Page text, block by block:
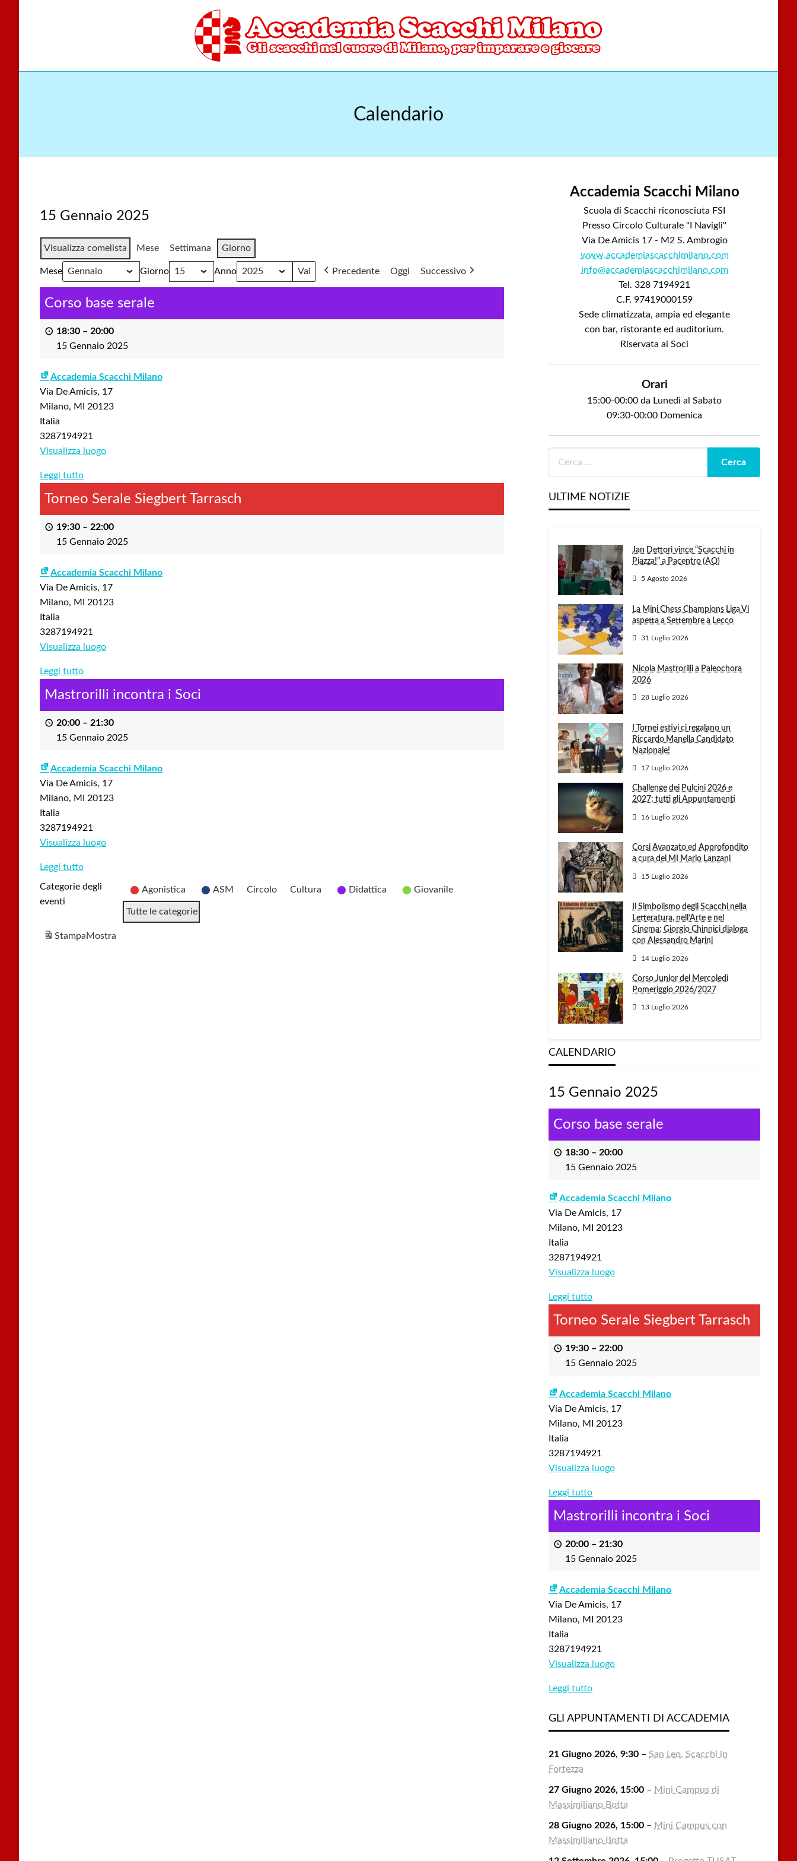
Gli scacchi nel cuore di Milano
Calendario
15 Gennaio 2025
Visualizza come lista Mese Settimana Giorno
Mese Giorno Anno Precedente Oggi Successivo
Corso base serale
18:30 – 20:00
15 Gennaio 2025
Accademia Scacchi Milano
Via De Amicis, 17
Milano, MI
20123
Italia
3287194921
Visualizza luogo
Leggi tutto
Torneo Serale Siegbert Tarrasch
19:30 – 22:00
15 Gennaio 2025
Accademia Scacchi Milano
Via De Amicis, 17
Milano, MI
20123
Italia
3287194921
Visualizza luogo
Leggi tutto
Mastrorilli incontra i Soci
20:00 – 21:30
15 Gennaio 2025
Accademia Scacchi Milano
Via De Amicis, 17
Milano, MI
20123
Italia
3287194921
Visualizza luogo
Leggi tutto
Categorie degli
eventi
Agonistica ASM Circolo Cultura Didattica Giovanile
Tutte le categorie
StampaMostra
Accademia Scacchi Milano
Scuola di Scacchi riconosciuta FSI
Presso Circolo Culturale "I Navigli"
Via De Amicis 17 - M2 S. Ambrogio
www.accademiascacchimilano.com
info@accademiascacchimilano.com
Tel. 328 7194921
C.F. 97419000159
Sede climatizzata, ampia ed elegante
con bar, ristorante ed auditorium.
Riservata ai Soci
Orari
15:00-00:00 da Lunedì al Sabato
09:30-00:00 Domenica
ULTIME NOTIZIE
Jan Dettori vince “Scacchi in
Piazza!” a Pacentro (AQ)
5 Agosto 2026
La Mini Chess Champions Liga Vi
aspetta a Settembre a Lecco
31 Luglio 2026
Nicola Mastrorilli a Paleochora
2026
28 Luglio 2026
I Tornei estivi ci regalano un
Riccardo Manella Candidato
Nazionale!
17 Luglio 2026
Challenge dei Pulcini 2026 e
2027: tutti gli Appuntamenti
16 Luglio 2026
Corsi Avanzato ed Approfondito
a cura del MI Mario Lanzani
15 Luglio 2026
Il Simbolismo degli Scacchi nella
Letteratura, nell’Arte e nel
Cinema: Giorgio Chinnici dialoga
con Alessandro Marini
14 Luglio 2026
Corso Junior del Mercoledì
Pomeriggio 2026/2027
13 Luglio 2026
CALENDARIO
15 Gennaio 2025
Corso base serale
18:30 – 20:00
15 Gennaio 2025
Accademia Scacchi Milano
Via De Amicis, 17
Milano, MI
20123
Italia
3287194921
Visualizza luogo
Leggi tutto
Torneo Serale Siegbert Tarrasch
19:30 – 22:00
15 Gennaio 2025
Accademia Scacchi Milano
Via De Amicis, 17
Milano, MI
20123
Italia
3287194921
Visualizza luogo
Leggi tutto
Mastrorilli incontra i Soci
20:00 – 21:30
15 Gennaio 2025
Accademia Scacchi Milano
Via De Amicis, 17
Milano, MI
20123
Italia
3287194921
Visualizza luogo
Leggi tutto
GLI APPUNTAMENTI DI ACCADEMIA
21 Giugno 2026, 9:30 –San Leo, Scacchi in
Fortezza
27 Giugno 2026, 15:00 – Mini Campus di
Massimiliano Botta
28 Giugno 2026, 15:00 – Mini Campus con
Massimiliano Botta